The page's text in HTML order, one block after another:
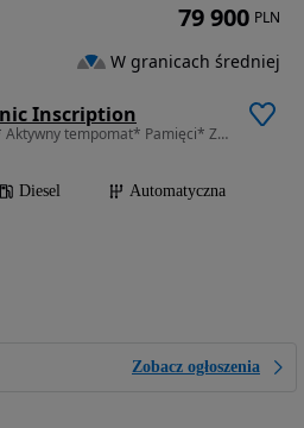
Inscription
1969 cm3 • 190 KM • Kamera* Aktywny tempomat* Pamięci* Zmienne tryby jazdy* Ładny stan !!!
Diesel
Automatyczna
Zobacz ogłoszenia
79 900 PLN
W granicach średniej